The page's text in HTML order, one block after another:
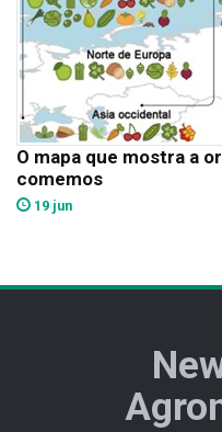
O mapa que mostra a
comemos
19 jun